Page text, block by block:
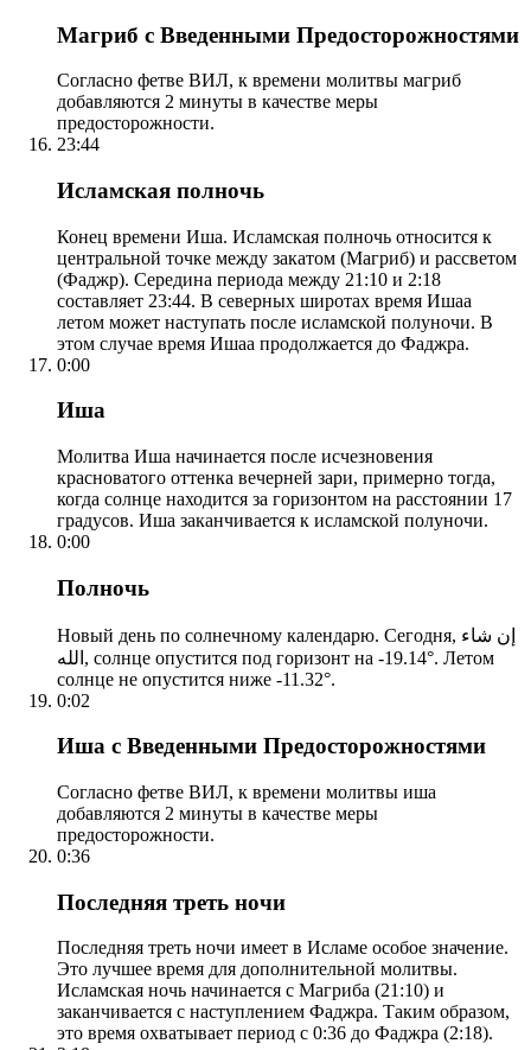
Магриб с Введенными Предосторожностями
Согласно фетве ВИЛ, к времени молитвы магриб
добавляются 2 минуты в качестве меры
предосторожности.
23:44
Исламская полночь
Конец времени Иша. Исламская полночь относится к
центральной точке между закатом (Магриб) и рассветом
(Фаджр). Середина периода между 21:10 и 2:18
составляет 23:44. В северных широтах время Ишаа
летом может наступать после исламской полуночи. В
этом случае время Ишаа продолжается до Фаджра.
0:00
Иша
Молитва Иша начинается после исчезновения
красноватого оттенка вечерней зари, примерно тогда,
когда солнце находится за горизонтом на расстоянии 17
градусов. Иша заканчивается к исламской полуночи.
0:00
Полночь
Новый день по солнечному календарю. Сегодня, إن شاء
الله, солнце опустится под горизонт на -19.14°. Летом
солнце не опустится ниже -11.32°.
0:02
Иша с Введенными Предосторожностями
Согласно фетве ВИЛ, к времени молитвы иша
добавляются 2 минуты в качестве меры
предосторожности.
0:36
Последняя треть ночи
Последняя треть ночи имеет в Исламе особое значение.
Это лучшее время для дополнительной молитвы.
Исламская ночь начинается с Магриба (21:10) и
заканчивается с наступлением Фаджра. Таким образом,
это время охватывает период с 0:36 до Фаджра (2:18).